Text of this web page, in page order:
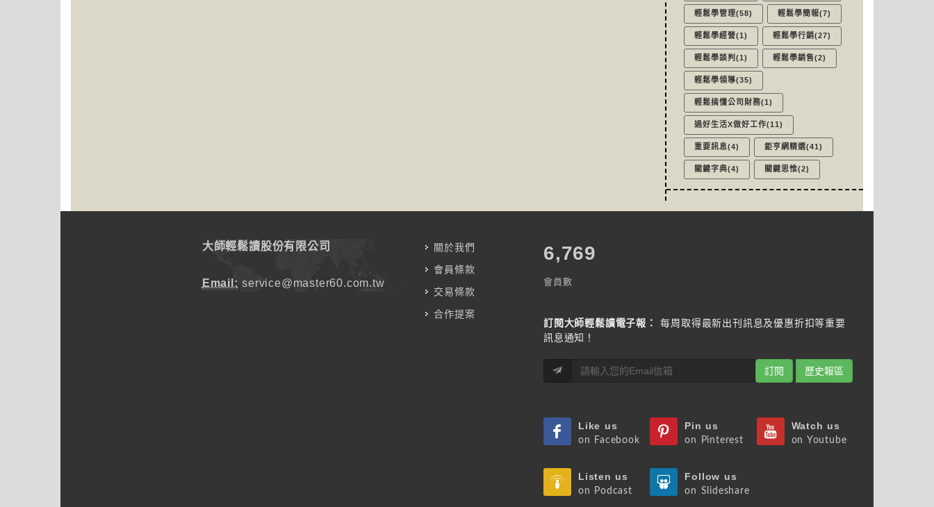
輕鬆學管理(58) 輕鬆學簡報(7)
輕鬆學經營(1) 輕鬆學行銷(27)
輕鬆學談判(1) 輕鬆學銷售(2)
輕鬆學領導(35)
輕鬆搞懂公司財務(1)
過好生活X做好工作(11)
重要訊息(4) 鉅亨網精選(41)
關鍵字典(4) 關鍵思惟(2)
大師輕鬆讀股份有限公司
Email: service@master60.com.tw
關於我們
會員條款
交易條款
合作提案
7,787
會員數
訂閱大師輕鬆讀電子報：
每周取得最新出刊訊息及優惠折扣等重要
訊息通知！
訂閱 歷史報區
Like us
on Facebook
Pin us
on Pinterest
Watch us
on Youtube
Listen us
on Podcast
Follow us
on Slideshare